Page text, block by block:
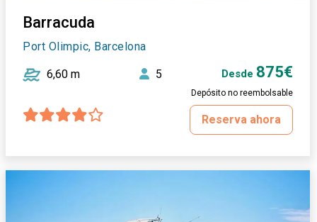
Barracuda
Port Olimpic, Barcelona
6,60 m 5 Desde 875€
Depósito no reembolsable
Reserva ahora